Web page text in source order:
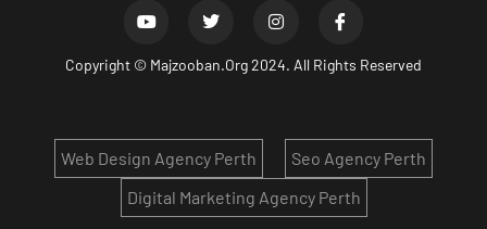
Copyright © Majzooban.Org2024. All Rights Reserved
Seo Agency Perth
Web Design Agency Perth
Digital Marketing Agency Perth